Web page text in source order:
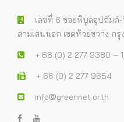
เลขที่ 6 ซอยพิบูลอุปถัมภ์
สามเสนนอก เขตห้วยขวาง กรุ
+ 66 (0) 2 277 9380 –
+ 66 (0) 2 277 9654
info@greennet.or.th